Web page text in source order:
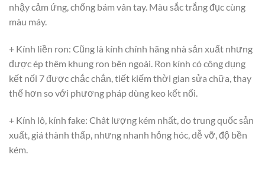
nhậy cảm ứng, chống bám vân tay. Màu sắc trắng đục cùng
màu máy.
+ Kính liền ron: Cũng là kính chính hãng nhà sản xuất nhưng
được ép thêm khung ron bên ngoài. Ron kính có công dụng
kết nối 7 được chắc chắn, tiết kiếm thời gian sửa chữa, thay
thế hơn so với phương pháp dùng keo kết nối.
+ Kính lô, kính fake: Chât lượng kém nhất, do trung quốc sản
xuất, giá thành thấp, nhưng nhanh hỏng hóc, dễ vỡ, độ bền
kém.